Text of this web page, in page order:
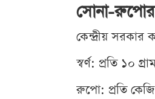
সোনা-
কেন্দ্রীয় সরকার
স্বর্ণ: প্রতি ১০
রুপো: প্রতি